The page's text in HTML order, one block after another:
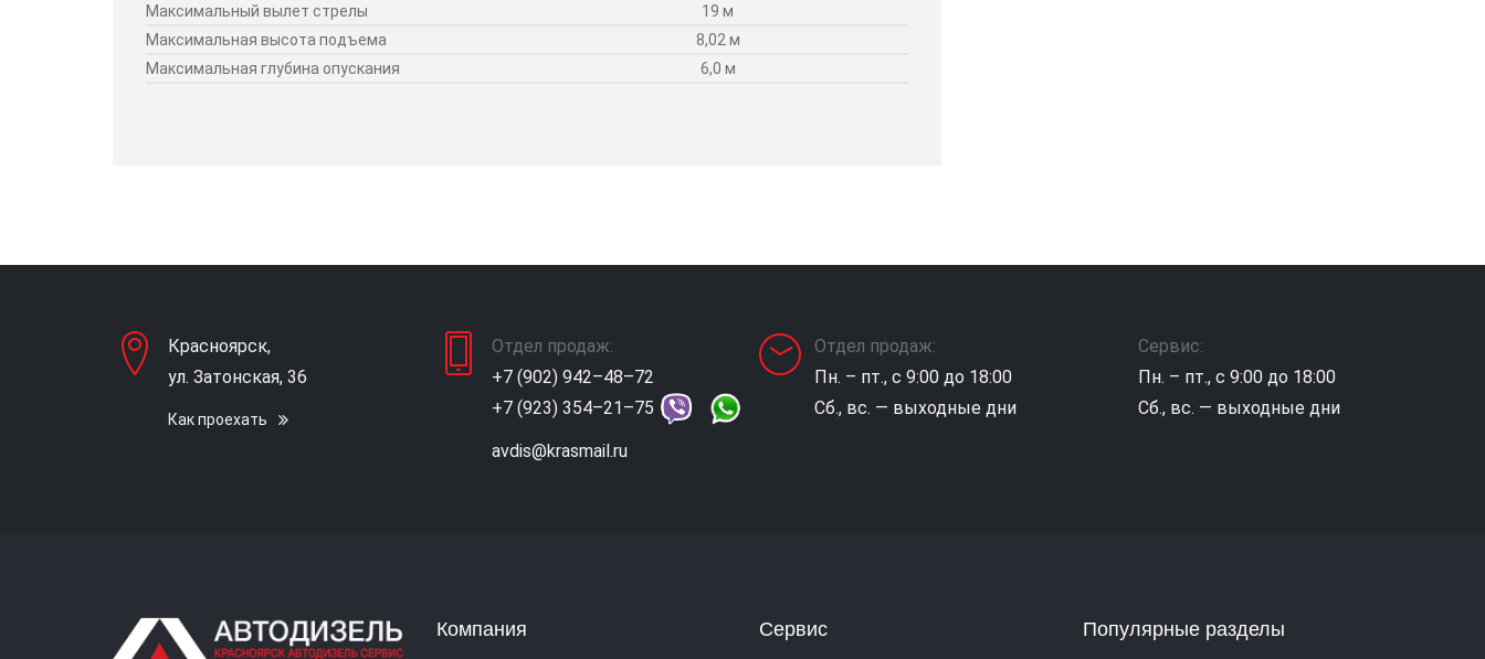
Максимальный вылет стрелы
19 м
Максимальная высота подъема
8,02 м
Максимальная глубина опускания
6,0 м
Красноярск,
ул. Затонская, 36
Как проехать
Отдел продаж:
+7 (902) 942–48–72
+7 (923) 354–21–75
avdis@krasmail.ru
Отдел продаж:
Пн. – пт., с 9:00 до 18:00
Сб., вс. — выходные дни
Сервис:
Пн. – пт., с 9:00 до 18:00
Сб., вс. — выходные дни
Компания Сервис Популярные разделы